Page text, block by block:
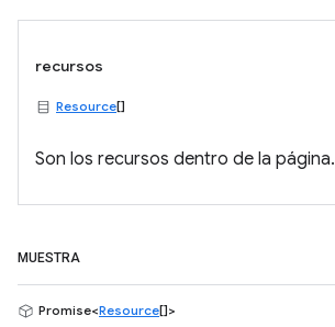
recursos
Resource[]
Son los recursos dentro de la página.
MUESTRA
Promise<Resource[]>